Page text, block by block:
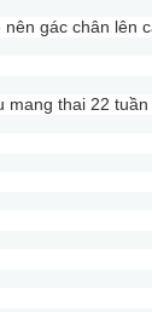
gác chân lên
mang thai 22 tuần